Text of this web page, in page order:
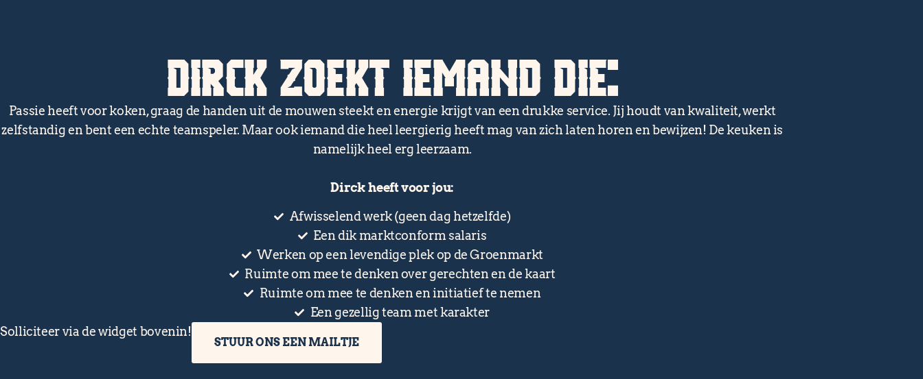
DIRCK ZOEKT IEMAND DIE:
Passie heeft voor koken, graag de handen uit de mouwen steekt en energie krijgt van een drukke service. Jij houdt van kwaliteit, werkt
zelfstandig en bent een echte teamspeler. Maar ook iemand die heel leergierig heeft mag van zich laten horen en bewijzen! De keuken is
namelijk heel erg leerzaam.
Dirck heeft voor jou:
Afwisselend werk (geen dag hetzelfde)
Een dik marktconform salaris
Werken op een levendige plek op de Groenmarkt
Ruimte om mee te denken over gerechten en de kaart
Ruimte om mee te denken en initiatief te nemen
Een gezellig team met karakter
Solliciteer via de widget bovenin!
STUUR ONS EEN MAILTJE